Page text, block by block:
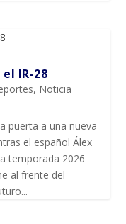
IR-28
, Noticia
puerta a una nueva
el español Álex
temporada 2026
al frente del